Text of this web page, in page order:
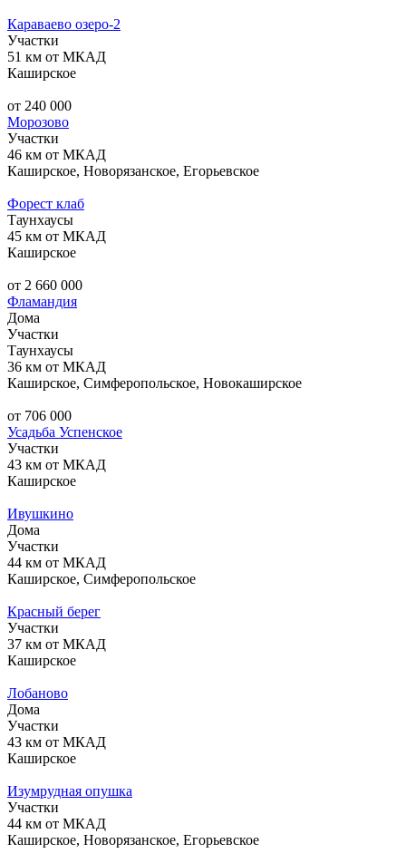
Караваево озеро-2
Участки
51 км от МКАД
Каширское
от 240 000
Морозово
Участки
46 км от МКАД
Каширское, Новорязанское, Егорьевское
Фореcт клаб
Таунхаусы
45 км от МКАД
Каширское
от 2 660 000
Фламандия
Дома
Участки
Таунхаусы
36 км от МКАД
Каширское, Симферопольское, Новокаширское
от 706 000
Усадьба Успенское
Участки
43 км от МКАД
Каширское
Ивушкино
Дома
Участки
44 км от МКАД
Каширское, Симферопольское
Красный берег
Участки
37 км от МКАД
Каширское
Лобаново
Дома
Участки
43 км от МКАД
Каширское
Изумрудная опушка
Участки
44 км от МКАД
Каширское, Новорязанское, Егорьевское